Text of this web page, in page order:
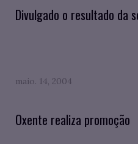
Divulgado o resultado da
maio. 14, 2004
Oxente realiza promoção